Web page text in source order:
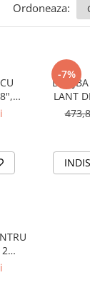
Ordoneaza:
-7%
LANT